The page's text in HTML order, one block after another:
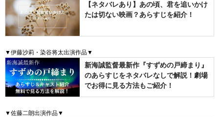
【ネタバレあり】あの頃、君を追いかけ
たは切ない映画？あらすじを紹介！
▼伊藤沙莉・染谷将太出演作品▼
新海誠監督最新作『すずめの戸締まり』
のあらすじをネタバレなしで解説！劇場
でお得に見る方法もご紹介！
▼佐藤二朗出演作品▼